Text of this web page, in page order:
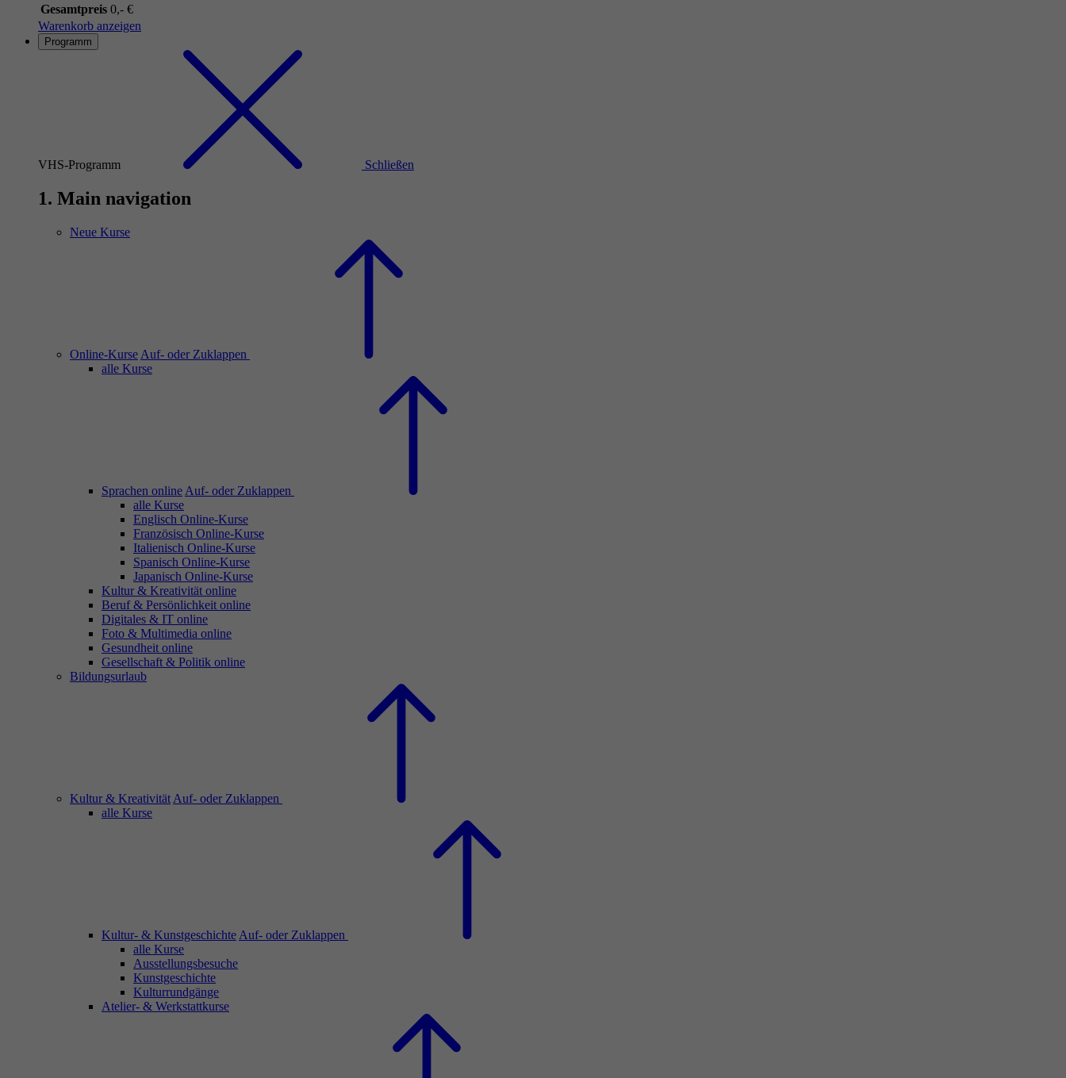
Gesamtpreis 0,- €
Warenkorb anzeigen
Programm
VHS-Programm Schließen
1. Main navigation
Neue Kurse
Online-Kurse Auf- oder Zuklappen
alle Kurse
Sprachen online Auf- oder Zuklappen
alle Kurse
Englisch Online-Kurse
Französisch Online-Kurse
Italienisch Online-Kurse
Spanisch Online-Kurse
Japanisch Online-Kurse
Kultur & Kreativität online
Beruf & Persönlichkeit online
Digitales & IT online
Foto & Multimedia online
Gesundheit online
Gesellschaft & Politik online
Bildungsurlaub
Kultur & Kreativität Auf- oder Zuklappen
alle Kurse
Kultur- & Kunstgeschichte Auf- oder Zuklappen
alle Kurse
Ausstellungsbesuche
Kunstgeschichte
Kulturrundgänge
Atelier- & Werkstattkurse